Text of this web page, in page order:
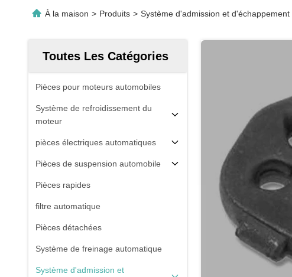
À la maison > Produits > Système d'admission et d'échappement
Toutes Les Catégories
Pièces pour moteurs automobiles
Système de refroidissement du
moteur
pièces électriques automatiques
Pièces de suspension automobile
Pièces rapides
filtre automatique
Pièces détachées
Système de freinage automatique
Système d'admission et